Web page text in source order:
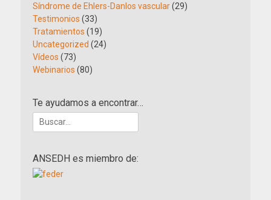
Síndrome de Ehlers-Danlos vascular(29)
Testimonios (33)
Tratamientos (19)
Uncategorized (24)
Vídeos (73)
Webinarios (80)
Te ayudamos a encontrar…
Buscar:
ANSEDH es miembro de: